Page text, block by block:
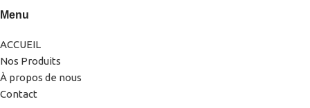
Menu
ACCUEIL
Nos Produits
À propos de nous
Contact